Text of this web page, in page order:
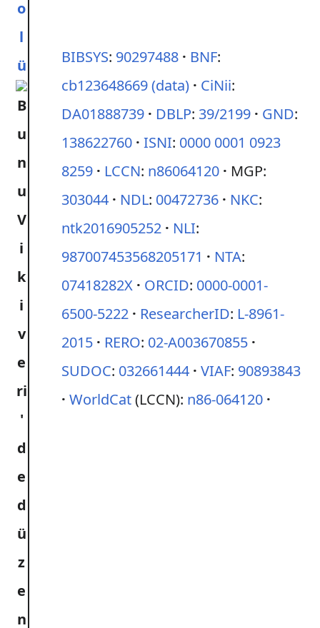
o
l
ü
BIBSYS: 90297488 BNF:
cb123648669(data) CiNii:
DA01888739
DBLP: 39/2199 GND:
138622760 ISNI: 0000 0001 0923
8259
LCCN: n86064120
MGP:
303044
NDL: 00472736 NKC:
ntk2016905252
NLI:
987007453568205171
NTA:
07418282X
ORCID: 0000-0001-
6500-5222
ResearcherID: L-8961-
2015
RERO: 02-A003670855
SUDOC: 032661444 VIAF: 90893843
WorldCat(LCCN): n86-064120